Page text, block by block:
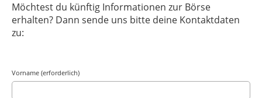
Möchtest du künftig Informationen zur Börse
erhalten? Dann sende uns bitte deine Kontaktdaten
zu:
Vorname (erforderlich)